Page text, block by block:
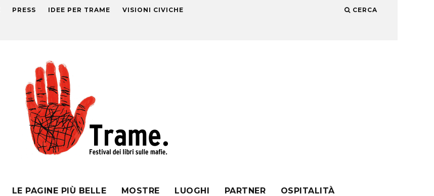
PRESS IDEE PER TRAME VISIONI CIVICHE CERCA
LE PAGINE PIÙ BELLE MOSTRE LUOGHI PARTNER OSPITALITÀ